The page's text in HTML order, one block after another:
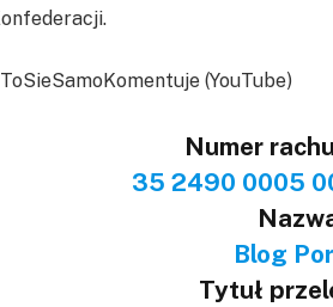
(YouTube)
Numer
35 2490 0005
Blog
Tytuł